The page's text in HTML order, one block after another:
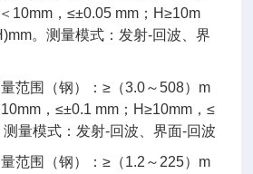
10mm，≤±0.05 mm；H≥10m
。测量模式：发射-回波、界
量范围（钢）：≥（3.0～508）m
，≤±0.1 mm；H≥10mm，≤
量模式：发射-回波、界面-回波
量范围（钢）：≥（1.2～225）m